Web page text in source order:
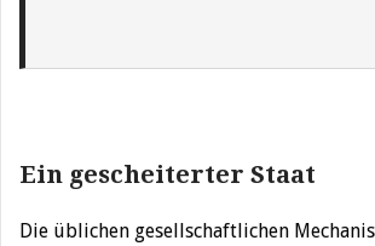
Ein gescheiterter Staat
Die üblichen gesellschaftlichen